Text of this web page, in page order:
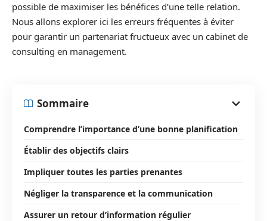
possible de maximiser les bénéfices d’une telle relation.
Nous allons explorer ici les erreurs fréquentes à éviter
pour garantir un partenariat fructueux avec un cabinet de
consulting en management.
Sommaire
Comprendre l’importance d’une bonne planification
Établir des objectifs clairs
Impliquer toutes les parties prenantes
Négliger la transparence et la communication
Assurer un retour d’information régulier